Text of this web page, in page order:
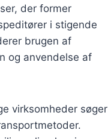
der former
i stigende
brugen af
og anvendelse af
virksomheder søger